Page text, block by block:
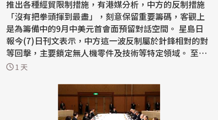
推出各種經貿限制措施，有港媒分析，中方的反制措施
「沒有把拳頭揮到最盡」，刻意保留重要籌碼，客觀上
是為籌備中的9月中美元首會面預留對話空間。 星島日
報今(7)日刊文表示，中方這一波反制屬於針鋒相對的對
等回擊，主要鎖定無人機零件及技術等特定領域。 至於
稀土...
1 天